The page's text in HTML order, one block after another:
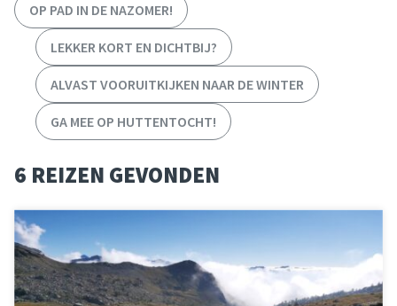
OP PAD IN DE NAZOMER!
LEKKER KORT EN DICHTBIJ?
ALVAST VOORUITKIJKEN NAAR DE WINTER
GA MEE OP HUTTENTOCHT!
6 REIZEN GEVONDEN